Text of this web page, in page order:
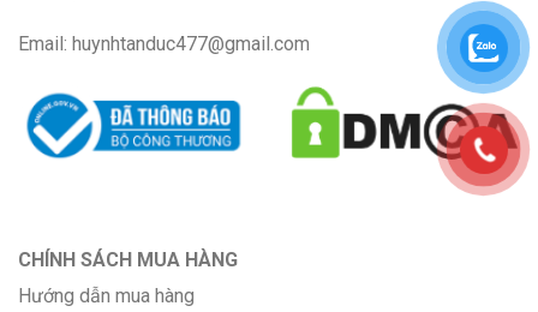
Email: huynhtanduc477@gmail.com
CHÍNH SÁCH MUA HÀNG
Hướng dẫn mua hàng